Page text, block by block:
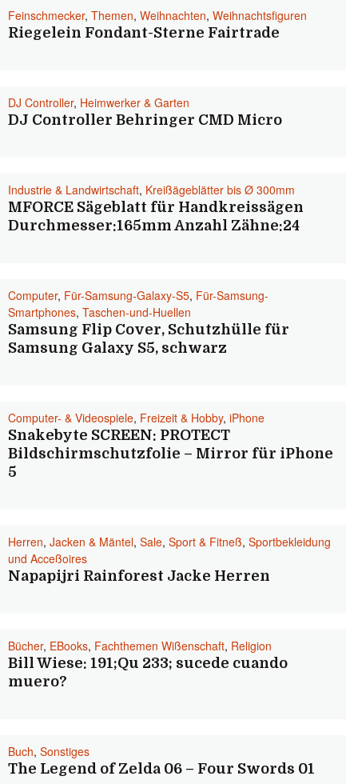
Feinschmecker, Themen, Weihnachten, Weihnachtsfiguren
Riegelein Fondant-Sterne Fairtrade
DJ Controller, Heimwerker & Garten
DJ Controller Behringer CMD Micro
Industrie & Landwirtschaft, Kreißägeblätter bis Ø 300mm
MFORCE Sägeblatt für Handkreissägen
Durchmesser:165mm Anzahl Zähne:24
Computer, Für-Samsung-Galaxy-S5, Für-Samsung-
Smartphones, Taschen-und-Huellen
Samsung Flip Cover, Schutzhülle für
Samsung Galaxy S5, schwarz
Computer- & Videospiele, Freizeit & Hobby, iPhone
Snakebyte SCREEN: PROTECT
Bildschirmschutzfolie – Mirror für iPhone
5
Herren, Jacken & Mäntel, Sale, Sport & Fitneß, Sportbekleidung
und Acceßoires
Napapijri Rainforest Jacke Herren
Bücher, EBooks, Fachthemen Wißenschaft, Religion
Bill Wiese: 191;Qu 233; sucede cuando
muero?
Buch, Sonstiges
The Legend of Zelda 06 – Four Swords 01